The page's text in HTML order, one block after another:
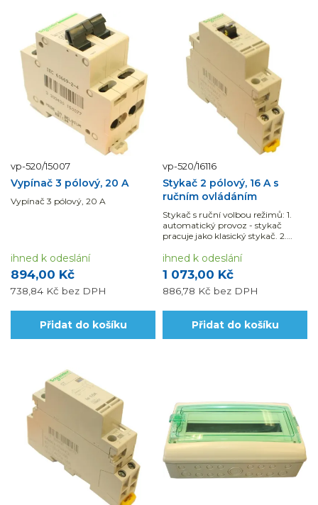
vp-520/15007
Vypínač 3 pólový, 20 A
Vypínač 3 pólový, 20 A
894,00 Kč
738,84 Kč bez DPH
ihned k odeslání
Přidat do košíku
vp-520/16116
Stykač 2 pólový, 16 A s
ručním ovládáním
Stykač s ruční volbou režimů: 1.
automatický provoz - stykač
pracuje jako klasický stykač. 2.
sepne...
1 073,00 Kč
886,78 Kč bez DPH
ihned k odeslání
Přidat do košíku